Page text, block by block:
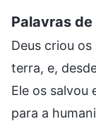
Palavras
Deus criou
terra, e,
Ele os salvou
para a